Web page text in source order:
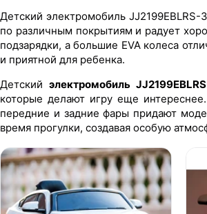
Детский электромобиль
по различным покрытиям и радует
подзарядки, а большие EVA колеса
и приятной для ребенка.
Детский электромобиль
которые делают игру еще
передние и задние фары придают
время прогулки, создавая особую